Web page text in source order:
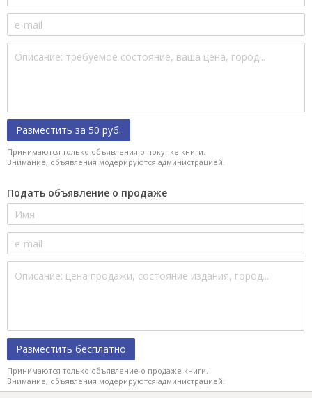
Разместить за 50 руб.
Принимаются только объявления о покупке книги.
Внимание, объявления модерируются администрацией.
Подать объявление о продаже
Разместить бесплатно
Принимаются только объявление о продаже книги.
Внимание, объявления модерируются администрацией.